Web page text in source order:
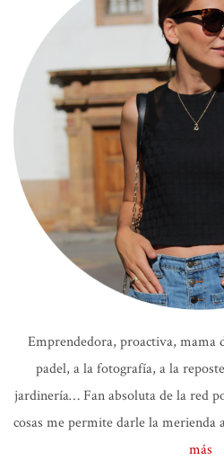
Emprendedora, proactiva, mama
padel, a la fotografía, a la
jardinería… Fan absoluta de la red
cosas me permite darle la merienda
más